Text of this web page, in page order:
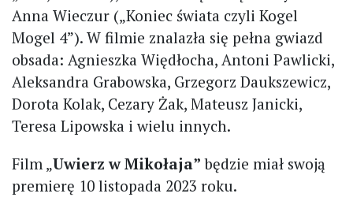
Anna Wieczur („Koniec świata czyli Kogel
Mogel 4”). W filmie znalazła się pełna gwiazd
obsada: Agnieszka Więdłocha, Antoni Pawlicki,
Aleksandra Grabowska, Grzegorz Daukszewicz,
Dorota Kolak, Cezary Żak, Mateusz Janicki,
Teresa Lipowska i wielu innych.
Film „Uwierz w Mikołaja” będzie miał swoją
premierę 10 listopada 2023 roku.